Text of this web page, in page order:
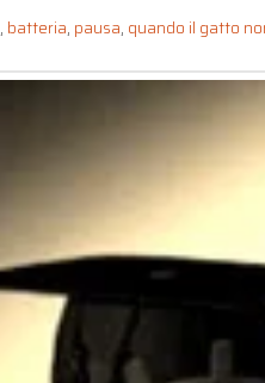
, batteria, pausa, quando il gatto